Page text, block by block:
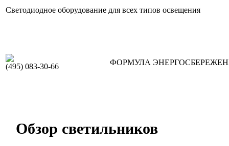
Светодиодное оборудование для всех типов освещения
(495) 083-30-66 ФОРМУЛА
Обзор светильников